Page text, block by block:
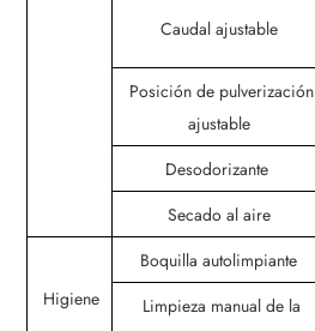
Caudal ajustable
Posición de pulverización
ajustable
Desodorizante
Secado al aire
Higiene
Boquilla autolimpiante
Limpieza manual de la